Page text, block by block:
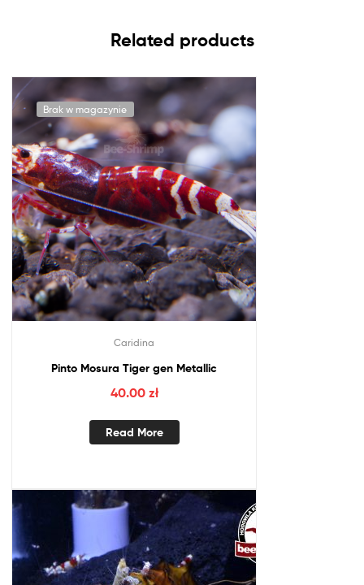
Related products
Brak w magazynie
Caridina
Pinto Mosura Tiger gen Metallic
40.00 zł
Read More